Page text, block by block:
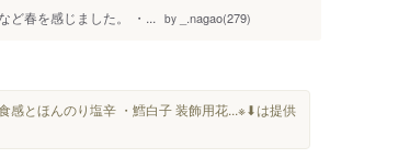
ど春を感じました。 ・... by _.nagao(279)
感とほんのり塩辛 ・鱈白子 装飾用花...※⬇は提供